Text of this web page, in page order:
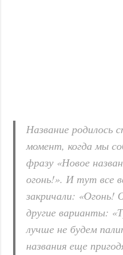
Название родилось
момент, когда мы
фразу «Новое
огонь!». И тут все
закричали: «Огонь!
другие варианты:
лучше не будем
названия еще